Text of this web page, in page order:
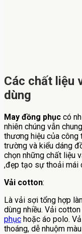
Các chất liệu
dùng
May đồng phục có
nhiên chúng vẫn
thương hiệu của công
trường và kiểu dáng
chọn những chất liệu
,đẹp tạo sự thoải mái
Vải cotton:
Là vải sợi tổng hợp
dùng nhiều. Vải
phục hoặc áo polo.
thoáng, dễ nhuộm